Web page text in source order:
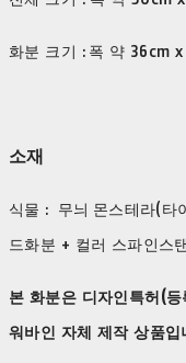
화분 크기 : 폭 약 36cm
소재
식물 : 무늬 몬스테라(타
드화분 + 컬러 스파인스
본 화분은 디자인특허(
워바인 자체 제작 상품입